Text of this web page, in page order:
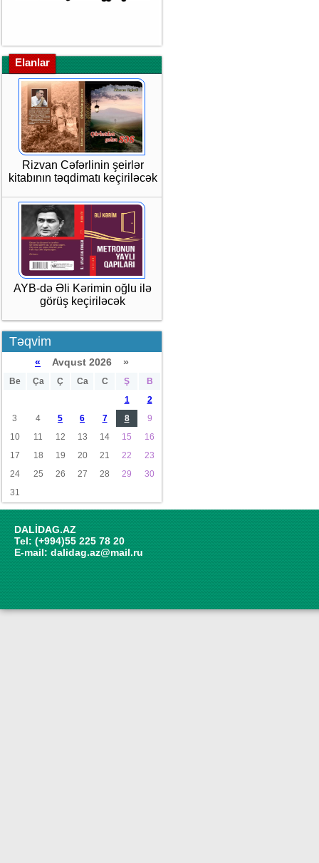
Elanlar
Rizvan Cəfərlinin şeirlər
kitabının təqdimatı keçiriləcək
AYB-də Əli Kərimin oğlu ilə
görüş keçiriləcək
Təqvim
« Avqust 2026 »
Be Ça Ç Ca C Ş
B
1
2
3
4 5 6 7 8
9
10
11 12 13 14 15
16
17
18 19 20 21 22
23
24
25 26 27 28 29
30
31
DALİDAG.AZ
Tel: (+994)55 225 78 20
E-mail: dalidag.az@mail.ru